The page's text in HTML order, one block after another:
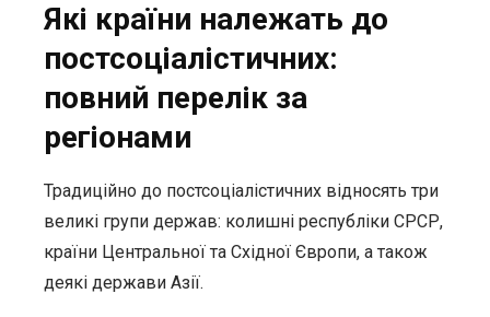
Які країни належать до
постсоціалістичних:
повний перелік за
регіонами
Традиційно до постсоціалістичних відносять три
великі групи держав: колишні республіки СРСР,
країни Центральної та Східної Європи, а також
деякі держави Азії.